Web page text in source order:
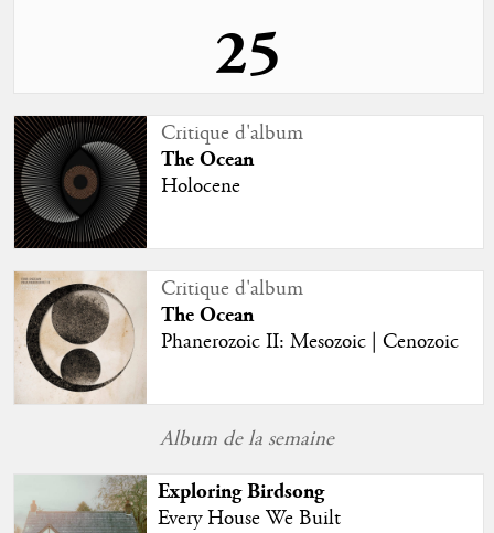
25
Sortie d'album
The Ocean
Solaris
Studio
Critique d'album
The Ocean
Holocene
Critique d'album
The Ocean
Phanerozoic II: Mesozoic | Cenozoic
Album de la semaine
Exploring Birdsong
Every House We Built